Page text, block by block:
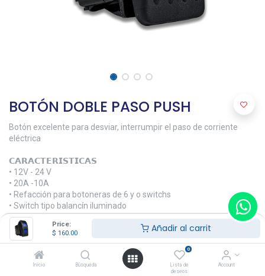
Price:
$ 160.00 Añadir al carrit
Inicio Búsqueda
0
Lista de
deseos
Account
BOTÓN DOBLE PASO PUSH
Botón excelente para desviar, interrumpir el paso de corriente
eléctrica
𝗖𝗔𝗥𝗔𝗖𝗧𝗘𝗥𝗜𝗦𝗧𝗜𝗖𝗔𝗦
• 12V - 24 V
• 20A -10A
• Refacción para botoneras de 6 y o switchs
• Switch tipo balancín iluminado
• Terminales de conexión rápida
𝗠𝗔𝗧𝗘𝗥𝗜𝗔𝗟𝗘𝗦
• Resina fenólica